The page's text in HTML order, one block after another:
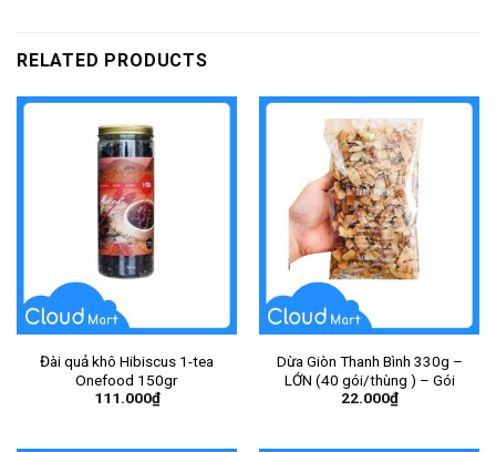
RELATED PRODUCTS
Đài quả khô Hibiscus 1-tea
Onefood 150gr
111.000₫
Dừa Giòn Thanh Bình 330g –
LỚN (40 gói/thùng ) – Gói
22.000₫